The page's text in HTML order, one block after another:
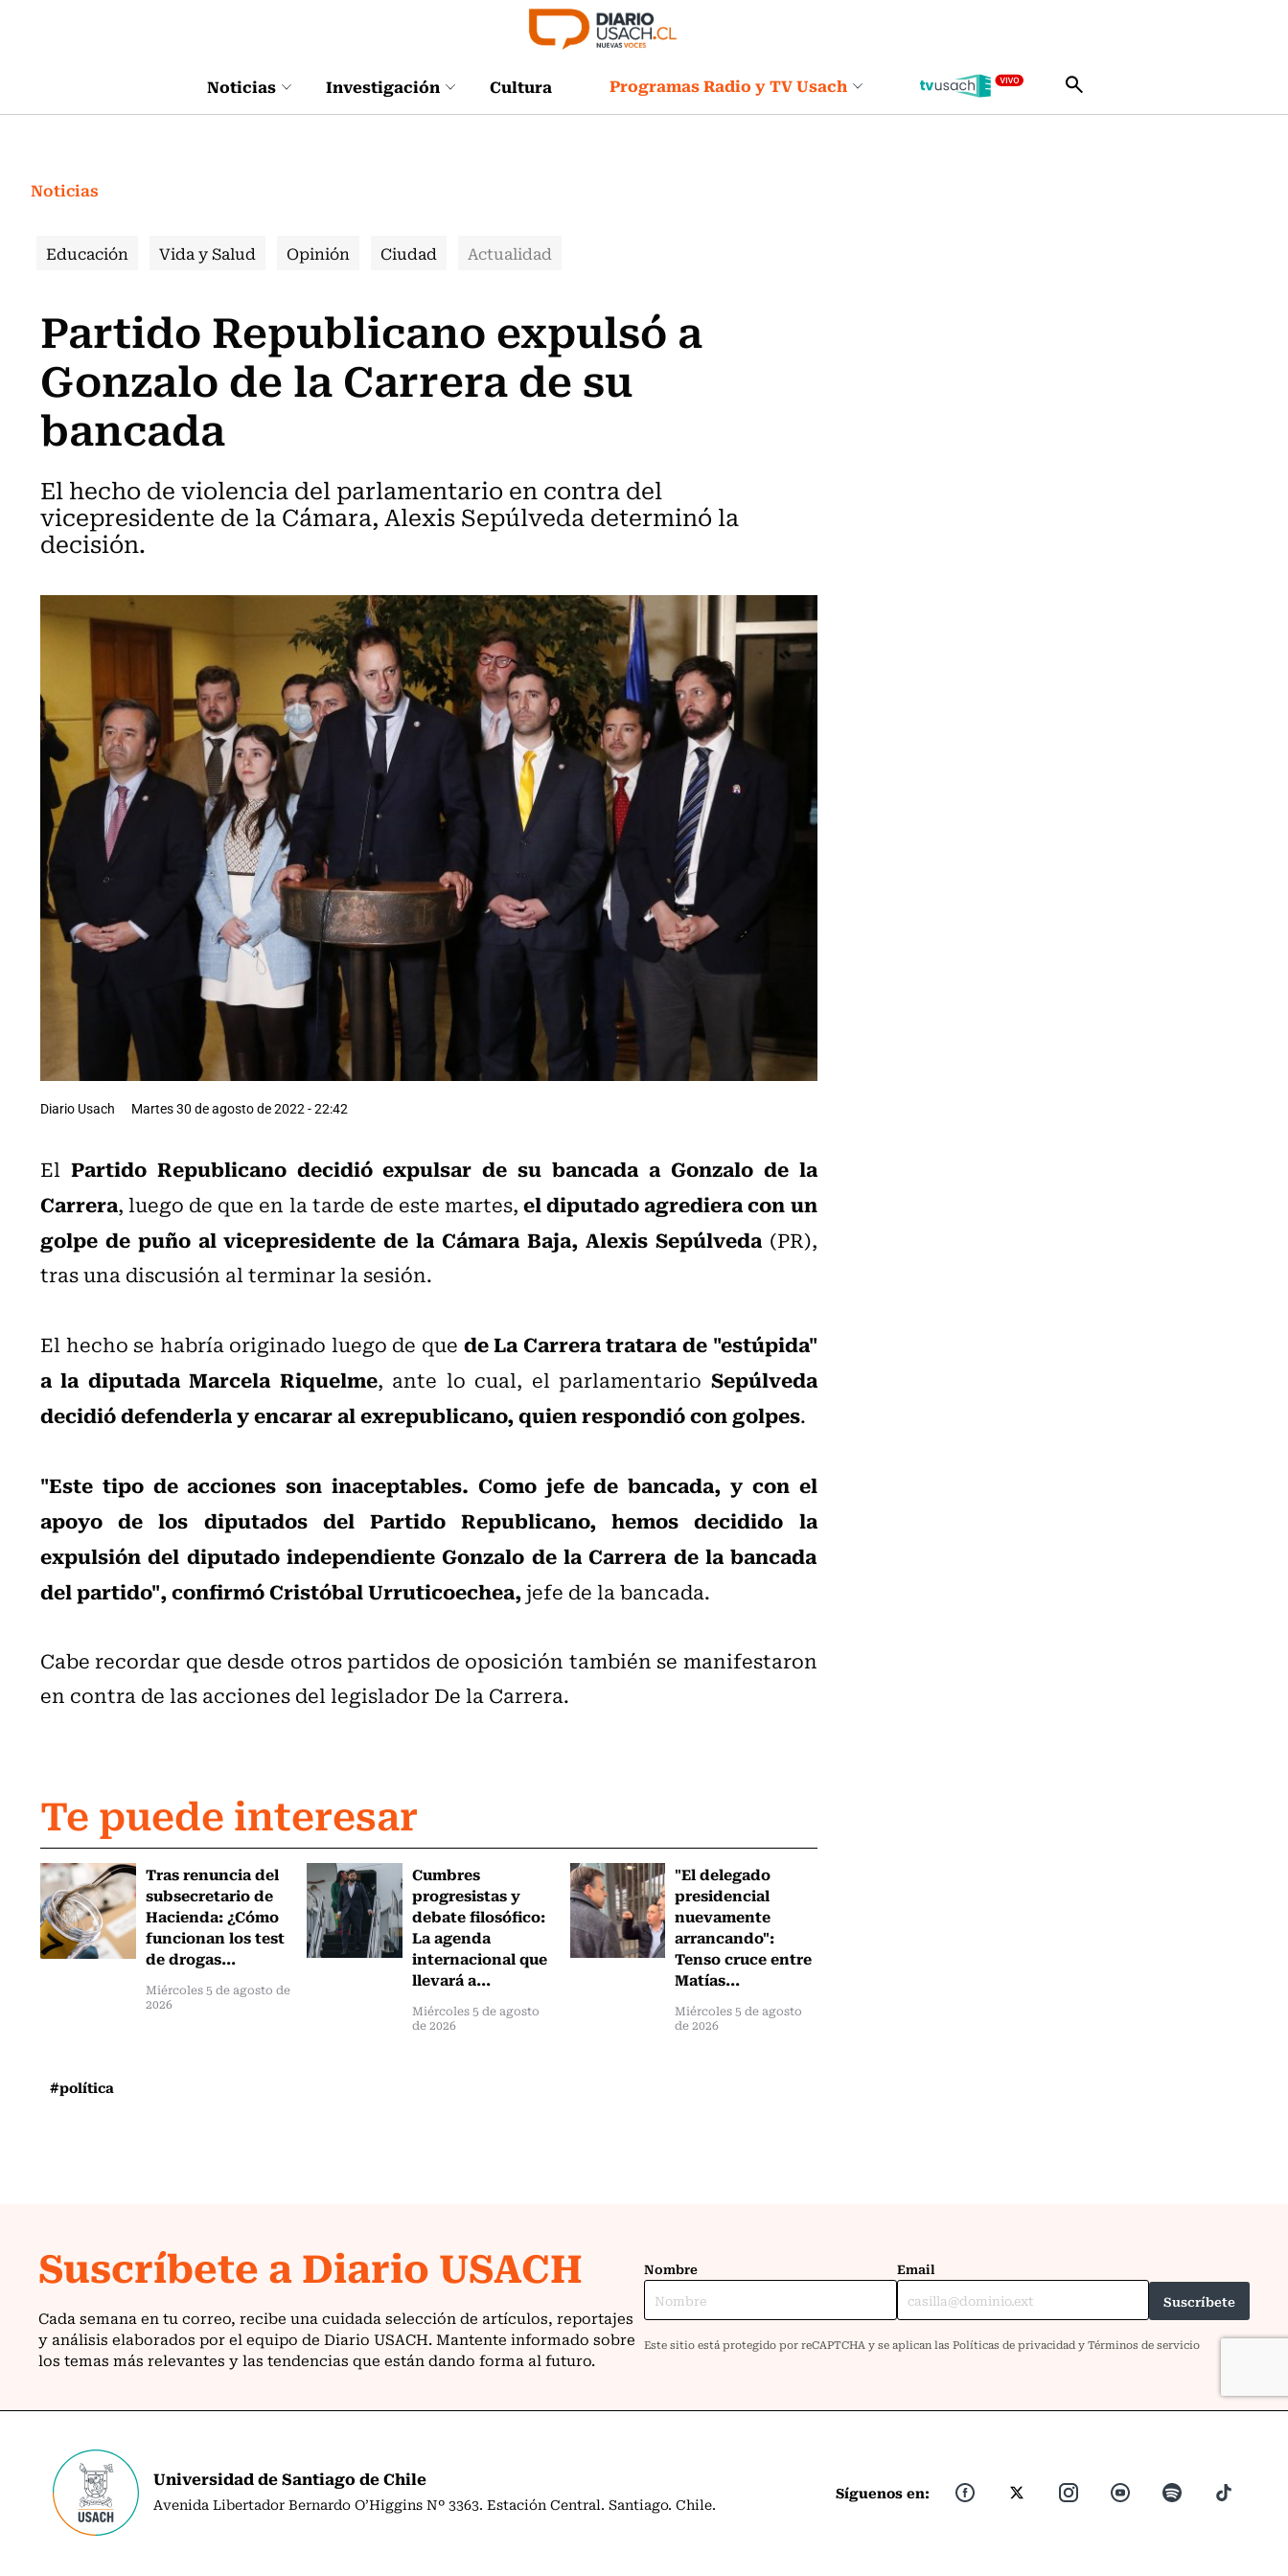
Noticias Investigación Cultura Programas Radio y TV Usach
Noticias
Educación Vida y Salud Opinión Ciudad Actualidad
Partido Republicano expulsó a
Gonzalo de la Carrera de su
bancada
El hecho de violencia del parlamentario en contra del
vicepresidente de la Cámara, Alexis Sepúlveda determinó la
decisión.
Diario Usach Martes 30 de agosto de 2022 - 22:42
El Partido Republicano decidió expulsar de su bancada a Gonzalo de la
Carrera, luego de que en la tarde de este martes,el diputado agrediera con un
golpe de puño al vicepresidente de la Cámara Baja, Alexis Sepúlveda(PR),
tras una discusión al terminar la sesión.
El hecho se habría originado luego de que de La Carrera tratara de "estúpida"
a la diputada Marcela Riquelme, ante lo cual, el parlamentario Sepúlveda
decidió defenderla y encarar al exrepublicano, quien respondió con golpes.
"Este tipo de acciones son inaceptables. Como jefe de bancada, y con el
apoyo de los diputados del Partido Republicano, hemos decidido la
expulsión del diputado independiente Gonzalo de la Carrera de la bancada
del partido", confirmó Cristóbal Urruticoechea,jefe de la bancada.
Cabe recordar que desde otros partidos de oposición también se manifestaron
en contra de las acciones del legislador De la Carrera.
Te puede interesar
Tras renuncia del
subsecretario de
Hacienda: ¿Cómo
funcionan los test
de drogas...
Miércoles 5 de agosto de
2026
Cumbres
progresistas y
debate filosófico:
La agenda
internacional que
llevará a...
Miércoles 5 de agosto
de 2026
"El delegado
presidencial
nuevamente
arrancando":
Tenso cruce entre
Matías...
Miércoles 5 de agosto
de 2026
#política
Universidad de Santiago de Chile
Avenida Libertador Bernardo O’Higgins Nº 3363. Estación Central. Santiago. Chile.
Síguenos en: